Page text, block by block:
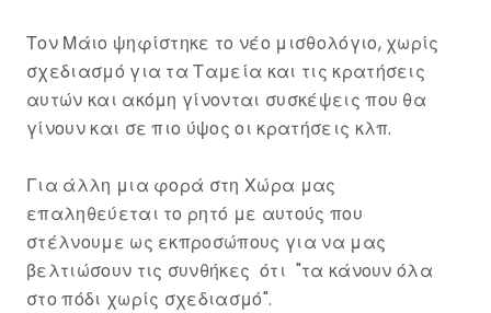
Τον Μάιο ψηφίστηκε το νέο μισθολόγιο, χωρίς
σχεδιασμό για τα Ταμεία και τις κρατήσεις
αυτών και ακόμη γίνονται συσκέψεις που θα
γίνουν και σε πιο ύψος οι κρατήσεις κλπ.
Για άλλη μια φορά στη Χώρα μας
επαληθεύεται το ρητό με αυτούς που
στέλνουμε ως εκπροσώπους για να μας
βελτιώσουν τις συνθήκες ότι "τα κάνουν όλα
στο πόδι χωρίς σχεδιασμό".